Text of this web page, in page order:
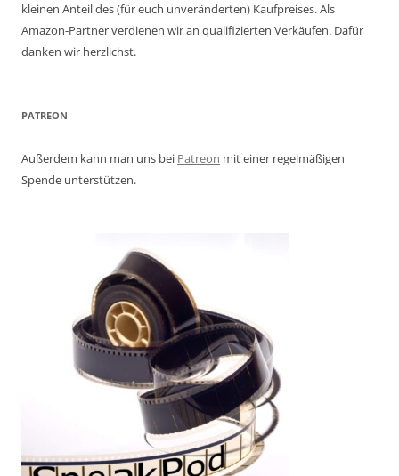
kleinen Anteil des (für euch unveränderten) Kaufpreises. Als
Amazon-Partner verdienen wir an qualifizierten Verkäufen. Dafür
danken wir herzlichst.
PATREON
Außerdem kann man uns bei Patreon mit einer regelmäßigen
Spende unterstützen.